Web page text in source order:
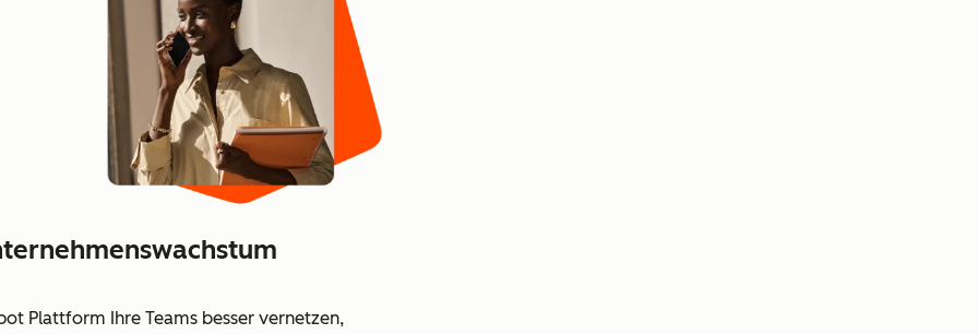
Plattform Ihre Teams besser vernetzen,